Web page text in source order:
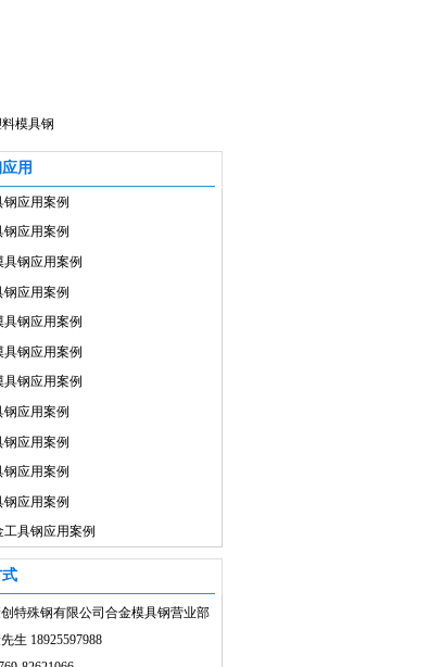
模具钢
用
钢应用案例
钢应用案例
具钢应用案例
钢应用案例
具钢应用案例
具钢应用案例
具钢应用案例
钢应用案例
钢应用案例
钢应用案例
钢应用案例
工具钢应用案例
特殊钢有限公司合金模具钢营业部
生 18925597988